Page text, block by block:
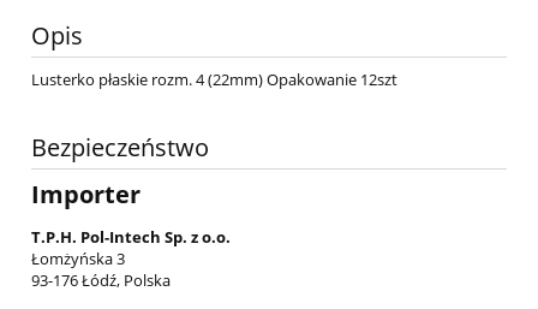
Opis
Lusterko płaskie rozm. 4 (22mm)Opakowanie 12szt
Bezpieczeństwo
Importer
T.P.H. Pol-Intech Sp. z o.o.
Łomżyńska 3
93-176 Łódź, Polska